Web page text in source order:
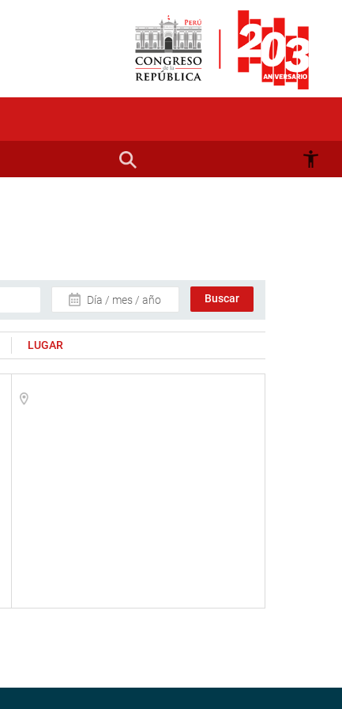
Día / mes / año
LUGAR